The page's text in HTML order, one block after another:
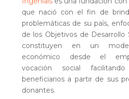
que nació con el fin de
problemáticas de su país,
de los Objetivos de Desarrollo
constituyen en un
económico desde el
vocación social
beneficiarios a partir de sus
donantes.